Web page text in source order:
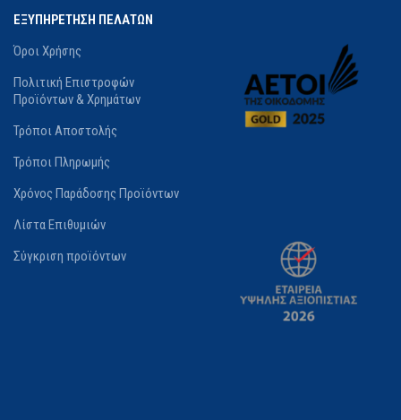
ΕΞΥΠΗΡΕΤΗΣΗ ΠΕΛΑΤΩΝ
Όροι Χρήσης
Πολιτική Επιστροφών
Προϊόντων & Χρημάτων
Τρόποι Αποστολής
Τρόποι Πληρωμής
Χρόνος Παράδοσης Προϊόντων
Λίστα Επιθυμιών
Σύγκριση προϊόντων